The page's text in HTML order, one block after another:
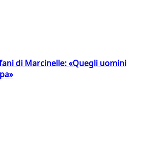
di Marcinelle: «Quegli uomini